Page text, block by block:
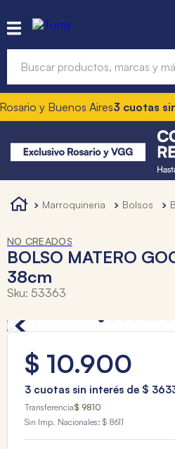
y Buenos Aires 3 cuotas sin
marroquineria bolsos
NO CREADOS
BOLSO MATERO
38cm
Sku: 53363
$ 10.900
3 cuotas sin interés de $
Transferencia$ 9810
Sin Imp. Nacionales: $ 8611
Términos más buscados
1.
hot wheels
3